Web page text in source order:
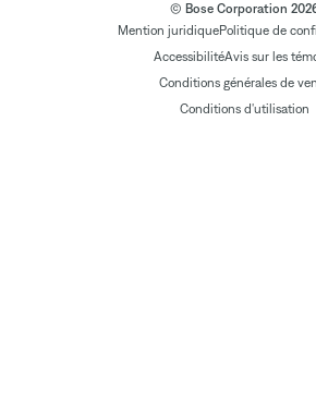
© Bose Corporation
Mention juridiquePolitique de
AccessibilitéAvis sur les
Conditions générales de
Conditions d'utilisation